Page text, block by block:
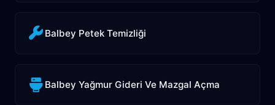
Balbey Petek Temizliği
Balbey Yağmur Gideri Ve Mazgal Açma